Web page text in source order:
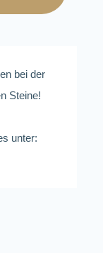
bei der
Steine!
unter: